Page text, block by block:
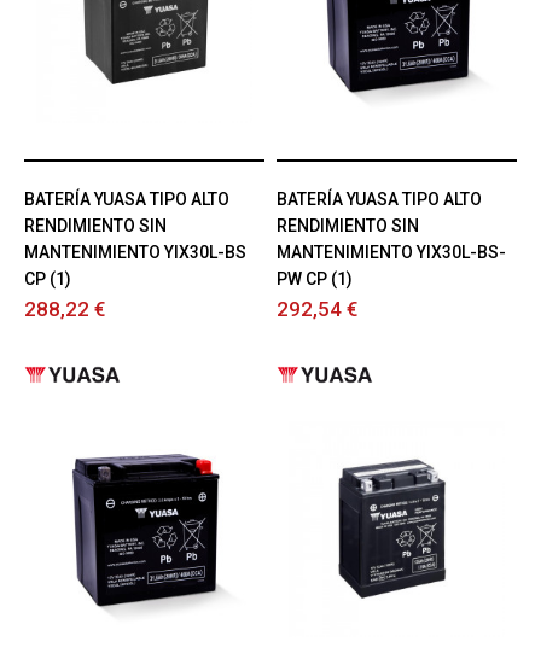
BATERÍA YUASA TIPO ALTO
RENDIMIENTO SIN
MANTENIMIENTO YIX30L-BS
CP (1)
288,22 €
BATERÍA YUASA TIPO ALTO
RENDIMIENTO SIN
MANTENIMIENTO YIX30L-BS-
PW CP (1)
292,54 €